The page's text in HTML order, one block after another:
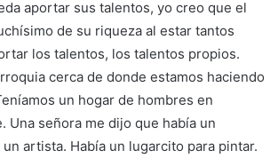
aportar sus talentos, yo creo que el
de su riqueza al estar tantos
los talentos, los talentos propios.
cerca de donde estamos haciendo
un hogar de hombres en
Una señora me dijo que había un
artista. Había un lugarcito para pintar.